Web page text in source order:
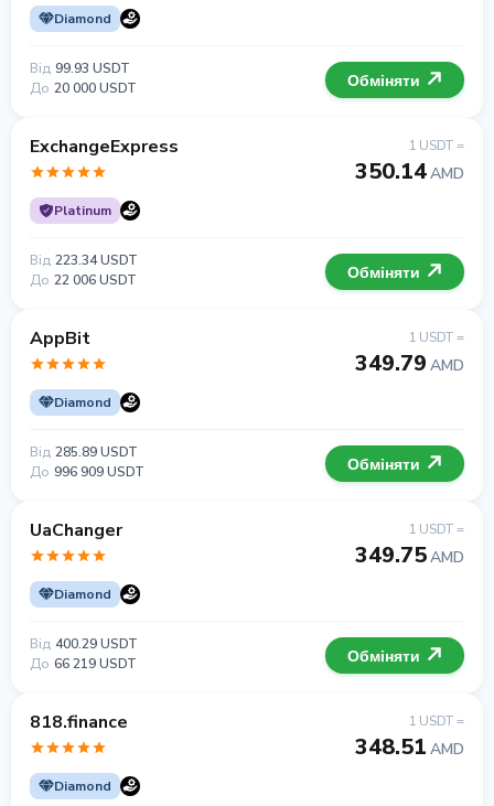
Diamond
Від 99.93 USDT
До 20 000 USDT Обміняти
ExchangeExpress
Platinum
1 USDT =
350.14AMD
Від 223.34 USDT
До 22 006 USDT Обміняти
AppBit
Diamond
1 USDT =
349.79 AMD
Від 285.89 USDT
До 996 909 USDT Обміняти
UaChanger
Diamond
1 USDT =
349.75AMD
Від 400.29 USDT
До 66 219 USDT Обміняти
818.finance
Diamond
1 USDT =
348.51 AMD